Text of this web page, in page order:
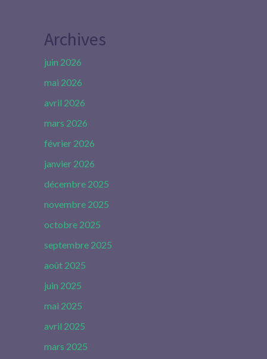
Archives
juin 2026
mai 2026
avril 2026
mars 2026
février 2026
janvier 2026
décembre 2025
novembre 2025
octobre 2025
septembre 2025
août 2025
juin 2025
mai 2025
avril 2025
mars 2025